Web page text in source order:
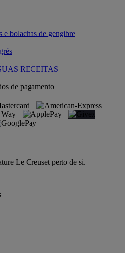
e bolachas de gengibre
RECEITAS
de pagamento
Le Creuset perto de si.